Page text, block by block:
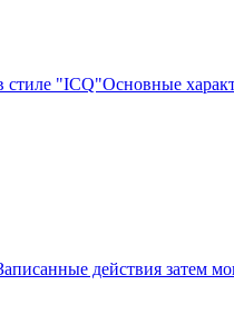
стиле "ICQ"Основные
действия затем